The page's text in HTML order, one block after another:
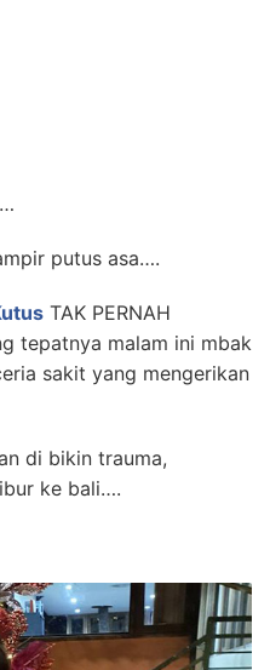
putus asa….
TAK PERNAH
tepatnya malam ini mbak
sakit yang mengerikan
di bikin trauma,
ke bali….